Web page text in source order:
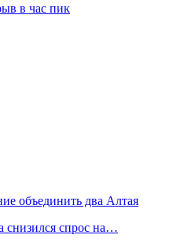
в час пик
объединить два Алтая
снизился спрос на…